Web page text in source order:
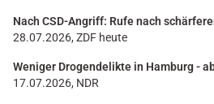
Nach CSD-Angriff: Rufe nach
28.07.2026, ZDF heute
Weniger Drogendelikte in Hamburg -
17.07.2026, NDR